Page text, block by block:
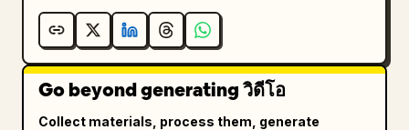
Go beyond generating วิดีโอ
Collect materials, process them, generate